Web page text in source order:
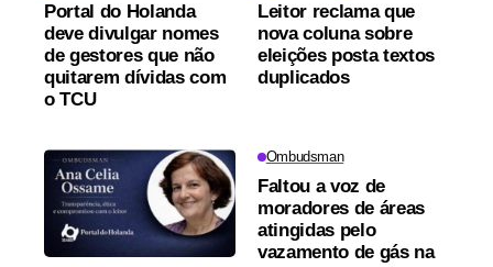
Portal do Holanda
deve divulgar nomes
de gestores que não
quitarem dívidas com
o TCU
Leitor reclama que
nova coluna sobre
eleições posta textos
duplicados
Ombudsman
Faltou a voz de
moradores de áreas
atingidas pelo
vazamento de gás na